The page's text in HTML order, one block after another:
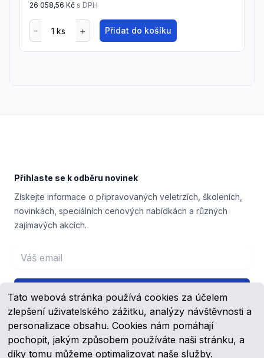
Tato webová stránka používá cookies za účelem
zlepšení uživatelského zážitku, analýzy návštěvnosti a
personalizace obsahu. Cookies nám pomáhají
pochopit, jakým způsobem používáte naši stránku, a
díky tomu můžeme optimalizovat naše služby.
26 058,56 Kč s DPH
Přidat do košíku
Přihlaste se k odběru novinek
Získejte informace o připravovaných veletrzích, školeních,
novinkách, speciálních cenových nabídkách a různých
zajímavých akcích.
Email address
Přihlášení
FacebookYouTube